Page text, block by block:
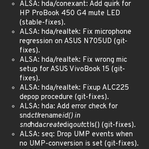
ALSA: hda/conexant: Add quirk for
HP ProBook 450 G4 mute LED
(stable-fixes).
ALSA: hda/realtek: Fix microphone
regression on ASUS N705UD (git-
fixes).
ALSA: hda/realtek: Fix wrong mic
setup for ASUS VivoBook 15 (git-
fixes).
ALSA: hda/realtek: Fixup ALC225
depop procedure (git-fixes).
ALSA: hda: Add error check for
sndctlrenameid() in
sndhdacreatedigoutctls() (git-fixes).
ALSA: seq: Drop UMP events when
no UMP-conversion is set (git-fixes).